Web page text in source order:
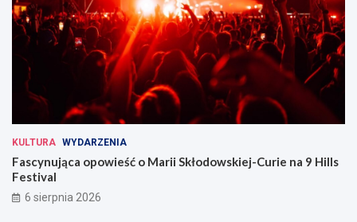
KULTURA WYDARZENIA
Fascynująca opowieść o Marii Skłodowskiej-Curie na 9 Hills
Festival
6 sierpnia 2026